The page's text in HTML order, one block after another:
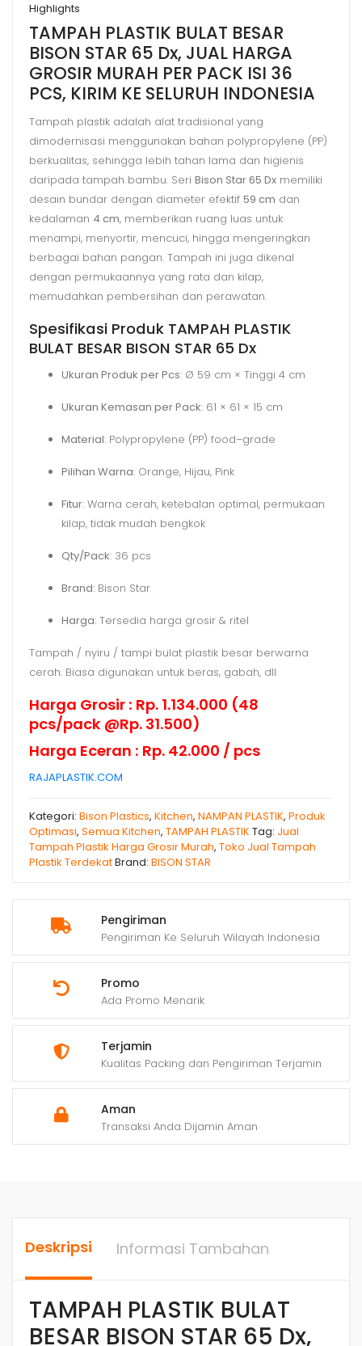
Pengiriman
Pengiriman Ke Seluruh Wilayah Indonesia
Promo
Ada Promo Menarik
Terjamin
Kualitas Packing dan Pengiriman Terjamin
Aman
Transaksi Anda Dijamin Aman
BESAR
BISON
STAR
65
Dx,
HARGA
MURAH
Highlights
TAMPAH PLASTIK BULAT BESAR
BISON STAR 65 Dx, JUAL HARGA
GROSIR MURAH PER PACK ISI 36
PCS, KIRIM KE SELURUH INDONESIA
Tampah plastik adalah alat tradisional yang
dimodernisasi menggunakan bahan polypropylene (PP)
berkualitas, sehingga lebih tahan lama dan higienis
daripada tampah bambu. Seri Bison Star 65 Dx memiliki
desain bundar dengan diameter efektif 59 cm dan
kedalaman 4 cm, memberikan ruang luas untuk
menampi, menyortir, mencuci, hingga mengeringkan
berbagai bahan pangan. Tampah ini juga dikenal
dengan permukaannya yang rata dan kilap,
memudahkan pembersihan dan perawatan.
Spesifikasi Produk TAMPAH PLASTIK
BULAT BESAR BISON STAR 65 Dx
Ukuran Produk per Pcs: Ø 59 cm × Tinggi 4 cm
Ukuran Kemasan per Pack: 61 × 61 × 15 cm
Material: Polypropylene (PP) food–grade
Pilihan Warna: Orange, Hijau, Pink
Fitur: Warna cerah, ketebalan optimal, permukaan
kilap, tidak mudah bengkok
Qty/Pack: 36 pcs
Brand: Bison Star
Harga: Tersedia harga grosir & ritel
Tampah / nyiru / tampi bulat plastik besar berwarna
cerah. Biasa digunakan untuk beras, gabah, dll.
Harga Grosir : Rp. 1.134.000 (48
pcs/pack @Rp. 31.500)
Harga Eceran : Rp. 42.000 / pcs
RAJAPLASTIK.COM
Kategori: Bison Plastics, Kitchen, NAMPAN PLASTIK, Produk
Optimasi, Semua Kitchen, TAMPAH PLASTIK Tag: Jual
Tampah Plastik Harga Grosir Murah, Toko Jual Tampah
Plastik TerdekatBrand: BISON STAR
Deskripsi Informasi Tambahan
TAMPAH PLASTIK BULAT
BESAR BISON STAR 65 Dx,